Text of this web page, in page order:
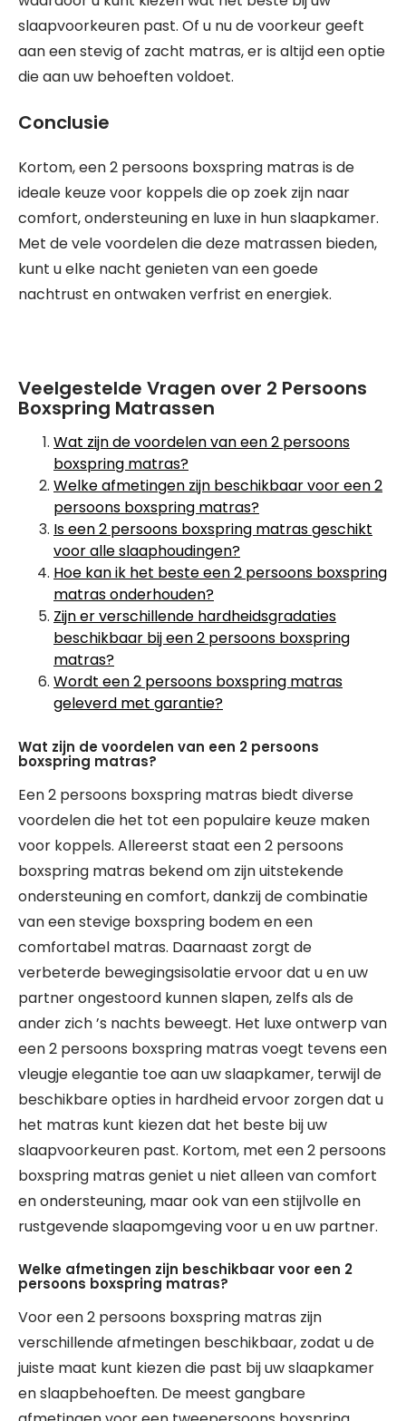
slaapvoorkeuren past. Of u nu de voorkeur geeft
aan een stevig of zacht matras, er is altijd een optie
die aan uw behoeften voldoet.
Conclusie
Kortom, een 2 persoons boxspring matras is de
ideale keuze voor koppels die op zoek zijn naar
comfort, ondersteuning en luxe in hun slaapkamer.
Met de vele voordelen die deze matrassen bieden,
kunt u elke nacht genieten van een goede
nachtrust en ontwaken verfrist en energiek.
Veelgestelde Vragen over 2 Persoons
Boxspring Matrassen
Wat zijn de voordelen van een 2 persoons
boxspring matras?
Welke afmetingen zijn beschikbaar voor een 2
persoons boxspring matras?
Is een 2 persoons boxspring matras geschikt
voor alle slaaphoudingen?
Hoe kan ik het beste een 2 persoons boxspring
matras onderhouden?
Zijn er verschillende hardheidsgradaties
beschikbaar bij een 2 persoons boxspring
matras?
Wordt een 2 persoons boxspring matras
geleverd met garantie?
Wat zijn de voordelen van een 2 persoons
boxspring matras?
Een 2 persoons boxspring matras biedt diverse
voordelen die het tot een populaire keuze maken
voor koppels. Allereerst staat een 2 persoons
boxspring matras bekend om zijn uitstekende
ondersteuning en comfort, dankzij de combinatie
van een stevige boxspring bodem en een
comfortabel matras. Daarnaast zorgt de
verbeterde bewegingsisolatie ervoor dat u en uw
partner ongestoord kunnen slapen, zelfs als de
ander zich ’s nachts beweegt. Het luxe ontwerp van
een 2 persoons boxspring matras voegt tevens een
vleugje elegantie toe aan uw slaapkamer, terwijl de
beschikbare opties in hardheid ervoor zorgen dat u
het matras kunt kiezen dat het beste bij uw
slaapvoorkeuren past. Kortom, met een 2 persoons
boxspring matras geniet u niet alleen van comfort
en ondersteuning, maar ook van een stijlvolle en
rustgevende slaapomgeving voor u en uw partner.
Welke afmetingen zijn beschikbaar voor een 2
persoons boxspring matras?
Voor een 2 persoons boxspring matras zijn
verschillende afmetingen beschikbaar, zodat u de
juiste maat kunt kiezen die past bij uw slaapkamer
en slaapbehoeften. De meest gangbare